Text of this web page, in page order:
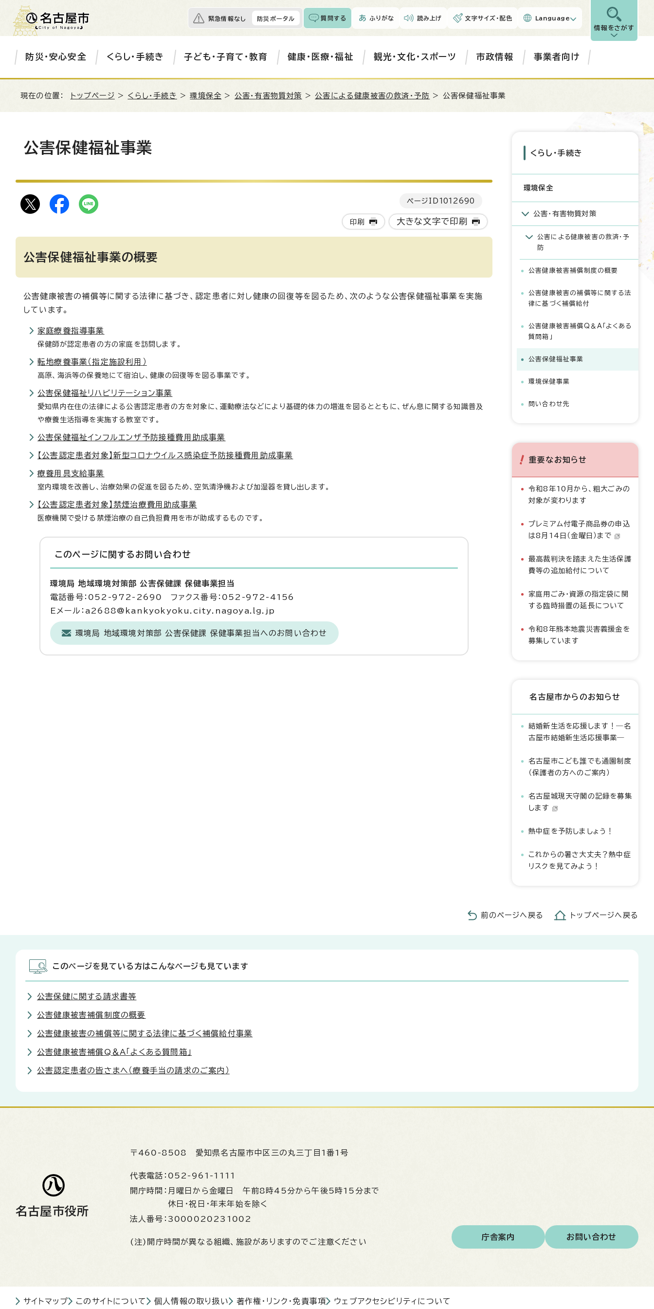
緊急情報なし 防災ポータル 質問する ふりがな 読み上げ 文字サイズ・配色 Language
情報をさがす
防災・安心安全 くらし・手続き 子ども・子育て・教育 健康・医療・福祉 観光・文化・スポーツ 市政情報 事業者向け
現在の位置： トップページ > くらし・手続き >環境保全 > 公害・有害物質対策 >公害による健康被害の救済・予防 > 公害保健福祉事業
公害保健福祉事業
ページID 1012690
印刷 大きな文字で印刷
公害保健福祉事業の概要
公害健康被害の補償等に関する法律に基づき、認定患者に対し健康の回復等を図るため、次のような公害保健福祉事業を実施
しています。
家庭療養指導事業
保健師が認定患者の方の家庭を訪問します。
転地療養事業（指定施設利用）
高原、海浜等の保養地にて宿泊し、健康の回復等を図る事業です。
公害保健福祉リハビリテーション事業
愛知県内在住の法律による公害認定患者の方を対象に、運動療法などにより基礎的体力の増進を図るとともに、ぜん息に関する知識普及
や療養生活指導を実施する教室です。
公害保健福祉インフルエンザ予防接種費用助成事業
【公害認定患者対象】新型コロナウイルス感染症予防接種費用助成事業
療養用具支給事業
室内環境を改善し、治療効果の促進を図るため、空気清浄機および加湿器を貸し出します。
【公害認定患者対象】禁煙治療費用助成事業
医療機関で受ける禁煙治療の自己負担費用を市が助成するものです。
このページに関する お問い合わせ
環境局 地域環境対策部 公害保健課 保健事業担当
電話番号：052-972-2690 ファクス番号：052-972-4156
Eメール：a2688@kankyokyoku.city.nagoya.lg.jp
環境局 地域環境対策部 公害保健課 保健事業担当へのお問い合わせ
くらし・手続き
環境保全
公害・有害物質対策
公害による健康被害の救済・予
防
公害健康被害補償制度の概要
公害健康被害の補償等に関する法
律に基づく補償給付
公害健康被害補償Q＆A「よくある
質問箱」
公害保健福祉事業
環境保健事業
問い合わせ先
重要なお知らせ
令和8年10月から、粗大ごみの
対象が変わります
プレミアム付電子商品券の申込
は8月14日（金曜日）まで
最高裁判決を踏まえた生活保護
費等の追加給付について
家庭用ごみ・資源の指定袋に関
する臨時措置の延長について
令和8年熊本地震災害義援金を
募集しています
名古屋市からのお知らせ
結婚新生活を応援します！―名
古屋市結婚新生活応援事業―
名古屋市こども誰でも通園制度
（保護者の方へのご案内）
名古屋城現天守閣の記録を募集
します
熱中症を予防しましょう！
これからの暑さ大丈夫？熱中症
リスクを見てみよう！
前のページへ戻る トップページへ戻る
このページを見ている方はこんなページも見ています
公害保健に関する請求書等
公害健康被害補償制度の概要
公害健康被害の補償等に関する法律に基づく補償給付事業
公害健康被害補償Q＆A「よくある質問箱」
公害認定患者の皆さまへ（療養手当の請求のご案内）
名古屋市役所
〒460-8508 愛知県名古屋市中区三の丸三丁目1番1号
代表電話： 052-961-1111
開庁時間： 月曜日から金曜日 午前8時45分から午後5時15分まで
休日・祝日・年末年始を除く
法人番号： 3000020231002
(注)開庁時間が異なる組織、施設がありますのでご注意ください
庁舎案内 お問い合わせ
サイトマップ このサイトについて 個人情報の取り扱い 著作権・リンク・免責事項 ウェブアクセシビリティについて